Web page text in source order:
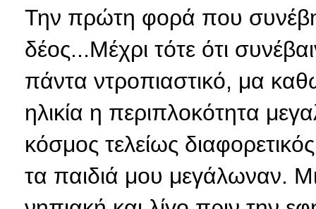
Την πρώτη φορά που
δέος...Μέχρι τότε ότι
πάντα ντροπιαστικό, μα
ηλικία η περιπλοκότητα
κόσμος τελείως
τα παιδιά μου μεγάλωναν.